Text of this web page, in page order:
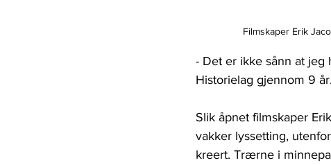
Filmskaper Erik
- Det er ikke sånn at jeg
Historielag gjennom 9
Slik åpnet filmskaper
vakker lyssetting,
kreert. Trærne i